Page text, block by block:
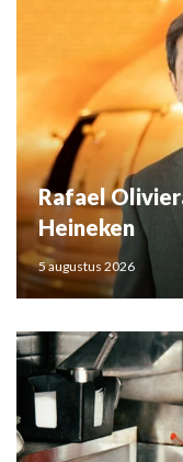
Rafael
Heineken
5 augustus 2026